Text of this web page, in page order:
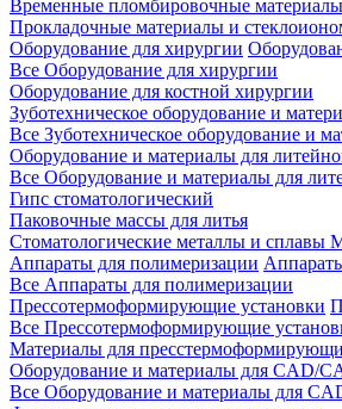
Временные пломбировочные материалы
Прокладочные материалы и
Оборудование для хирургии
Все Оборудование для хирургии
Оборудование для костной хирургии
Зуботехническое оборудование и
Все Зуботехническое оборудование и
Оборудование и материалы для
Все Оборудование и материалы для
Гипс стоматологический
Паковочные массы для литья
Стоматологические металлы и сплавы
Аппараты для полимеризации
Все Аппараты для полимеризации
Прессотермоформирующие установки
Все Прессотермоформирующие
Материалы для
Оборудование и материалы для CAD/
Все Оборудование и материалы для